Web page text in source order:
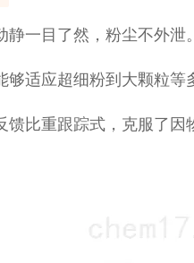
一目了然，粉尘不外泄。
适应超细粉到大颗粒等
比重跟踪式，克服了因